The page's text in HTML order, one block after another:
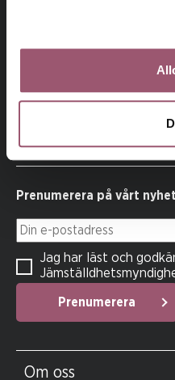
På uppdrag av regeringen
Jämställdhetsmyndigheten
Prenumerera på vårt
Din e-postadress
Prenumerera
Jag har läst och
Om oss